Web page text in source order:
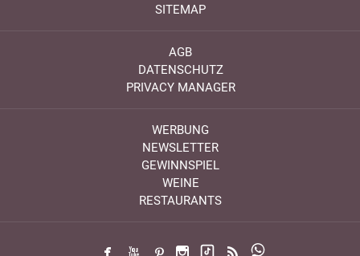
SITEMAP
AGB
DATENSCHUTZ
PRIVACY MANAGER
WERBUNG
NEWSLETTER
GEWINNSPIEL
WEINE
RESTAURANTS